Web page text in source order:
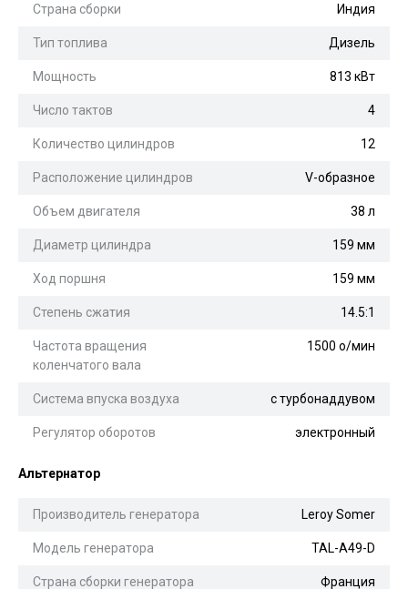
Страна сборки Индия
Тип топлива Дизель
Мощность 813 кВт
Число тактов 4
Количество цилиндров 12
Расположение цилиндров V-образное
Объем двигателя 38 л
Диаметр цилиндра 159 мм
Ход поршня 159 мм
Степень сжатия 14.5:1
Частота вращения
коленчатого вала
1500 о/мин
Система впуска воздуха с турбонаддувом
Регулятор оборотов электронный
Альтернатор
Производитель генератора Leroy Somer
Модель генератора TAL-A49-D
Страна сборки генератора Франция